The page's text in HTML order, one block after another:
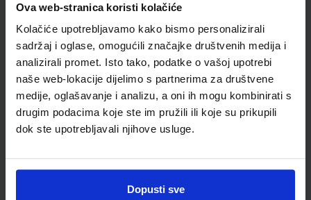
Ova web-stranica koristi kolačiće
Kolačiće upotrebljavamo kako bismo personalizirali
sadržaj i oglase, omogućili značajke društvenih medija i
analizirali promet. Isto tako, podatke o vašoj upotrebi
naše web-lokacije dijelimo s partnerima za društvene
medije, oglašavanje i analizu, a oni ih mogu kombinirati s
drugim podacima koje ste im pružili ili koje su prikupili
dok ste upotrebljavali njihove usluge.
Dopusti sve
Vrsta škole
3 STRUKOVNA
Nastavni predmet
STRUKOVNE ŠKOLE
Reg br min
8275